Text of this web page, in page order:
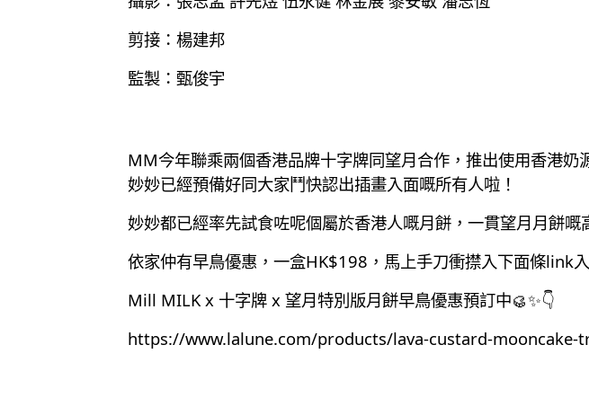
剪接：楊建邦
監製：甄俊宇
MM今年聯乘兩個香港品牌十字牌同望月合作，推出使用香港
妙妙已經預備好同大家鬥快認出插畫入面嘅所有人啦！
妙妙都已經率先試食咗呢個屬於香港人嘅月餅，一貫望月月餅嘅
依家仲有早鳥優惠，一盒HK$198，馬上手刀衝㩒入下面條link
Mill MILK x 十字牌 x 望月特別版月餅早鳥優惠預訂中🥮✨👇
https://www.lalune.com/products/lava-custard-